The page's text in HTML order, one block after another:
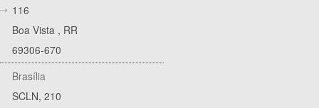
116
Boa Vista , RR
69306-670
Brasília
SCLN, 210